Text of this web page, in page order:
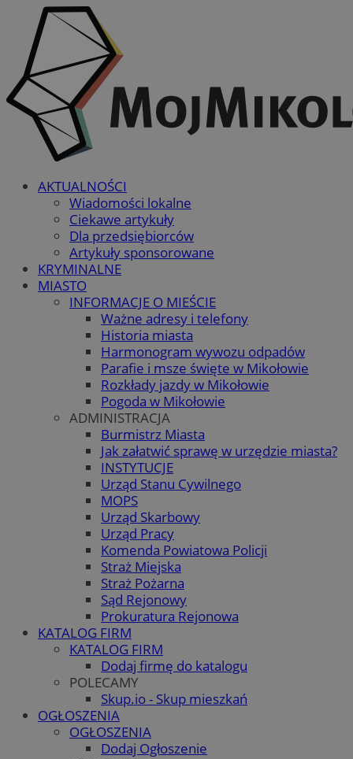
AKTUALNOŚCI
Wiadomości lokalne
Ciekawe artykuły
Dla przedsiębiorców
Artykuły sponsorowane
KRYMINALNE
MIASTO
INFORMACJE O MIEŚCIE
Ważne adresy i telefony
Historia miasta
Harmonogram wywozu odpadów
Parafie i msze święte w Mikołowie
Rozkłady jazdy w Mikołowie
Pogoda w Mikołowie
ADMINISTRACJA
Burmistrz Miasta
Jak załatwić sprawę w urzędzie miasta?
INSTYTUCJE
Urząd Stanu Cywilnego
MOPS
Urząd Skarbowy
Urząd Pracy
Komenda Powiatowa Policji
Straż Miejska
Straż Pożarna
Sąd Rejonowy
Prokuratura Rejonowa
KATALOG FIRM
KATALOG FIRM
Dodaj firmę do katalogu
POLECAMY
Skup.io - Skup mieszkań
OGŁOSZENIA
OGŁOSZENIA
Dodaj Ogłoszenie